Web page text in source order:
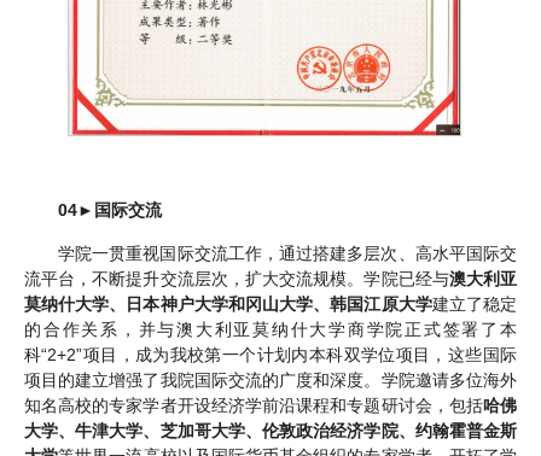
04► 国际交流
学院一贯重视国际交流工作，通过搭建多层次、高水平国际交
流平台，不断提升交流层次，扩大交流规模。学院已经与澳大利亚
莫纳什大学、日本神户大学和冈山大学、韩国江原大学建立了稳定
的合作关系，并与澳大利亚莫纳什大学商学院正式签署了本
科“2+2”项目，成为我校第一个计划内本科双学位项目，这些国际
项目的建立增强了我院国际交流的广度和深度。学院邀请多位海外
知名高校的专家学者开设经济学前沿课程和专题研讨会，包括哈佛
大学、牛津大学、芝加哥大学、伦敦政治经济学院、约翰霍普金斯